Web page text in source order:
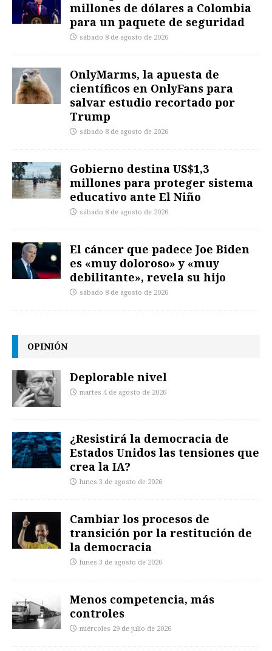
millones de dólares a Colombia
para un paquete de seguridad
sábado 8 de agosto de 2026
OnlyMarms, la apuesta de
científicos en OnlyFans para
salvar estudio recortado por
Trump
sábado 8 de agosto de 2026
Gobierno destina US$1,3
millones para proteger sistema
educativo ante El Niño
sábado 8 de agosto de 2026
El cáncer que padece Joe Biden
es «muy doloroso» y «muy
debilitante», revela su hijo
sábado 8 de agosto de 2026
OPINIÓN
Deplorable nivel
martes 4 de agosto de 2026
¿Resistirá la democracia de
Estados Unidos las tensiones que
crea la IA?
lunes 3 de agosto de 2026
Cambiar los procesos de
transición por la restitución de
la democracia
lunes 3 de agosto de 2026
Menos competencia, más
controles
miércoles 29 de julio de 2026